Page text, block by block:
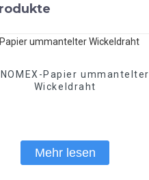
Papier ummantelter
Wickeldraht
Mehr lesen